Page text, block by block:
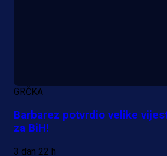
MrBit: Isprati
bonus
GRČKA
Barbarez potvrdio velike
za BiH!
3 dan 22 h